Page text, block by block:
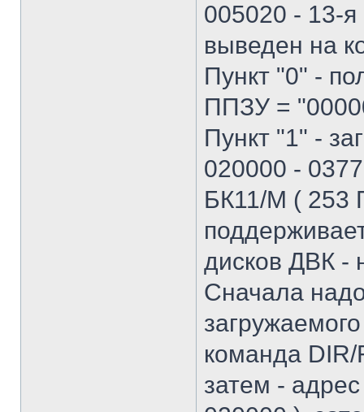
005020 - 13-
выведен на
Пункт "0" -
ППЗУ =
Пункт "1" -
020000 -
БК11/М ( 253
дисков ДВК -
Сначала
команда DIR/
затем -